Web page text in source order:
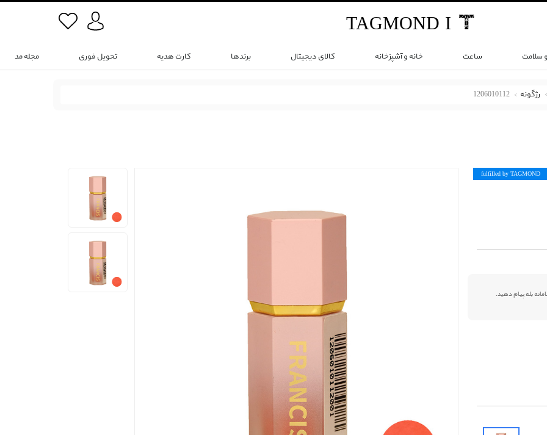
TAGMOND I
سلامت ساعت خانه و آشپزخانه کالای دیجیتال برندها کارت هدیه تحویل فوری مجله مد
رژگونه 1206010112
fulfilled by TAGMOND